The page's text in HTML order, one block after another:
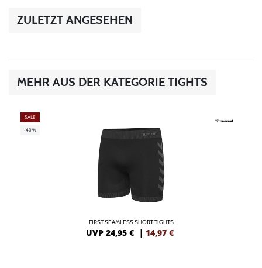
ZULETZT ANGESEHEN
MEHR AUS DER KATEGORIE TIGHTS
SALE
-40%
FIRST SEAMLESS SHORT TIGHTS
UVP 24,95 € | 14,97 €